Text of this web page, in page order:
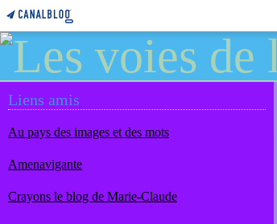
Liens amis
Au pays des images et des mots
Amenavigante
Crayons le blog de Marie-Claude